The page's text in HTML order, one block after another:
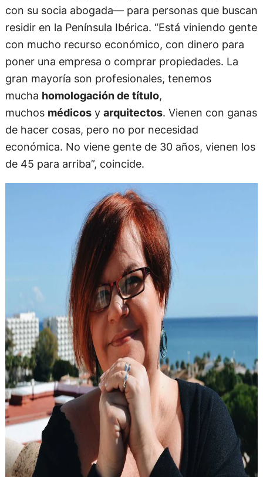
con su socia abogada— para personas que buscan
residir en la Península Ibérica. “Está viniendo gente
con mucho recurso económico, con dinero para
poner una empresa o comprar propiedades. La
gran mayoría son profesionales, tenemos
mucha homologación de título,
muchos médicosy arquitectos. Vienen con ganas
de hacer cosas, pero no por necesidad
económica. No viene gente de 30 años, vienen los
de 45 para arriba”, coincide.